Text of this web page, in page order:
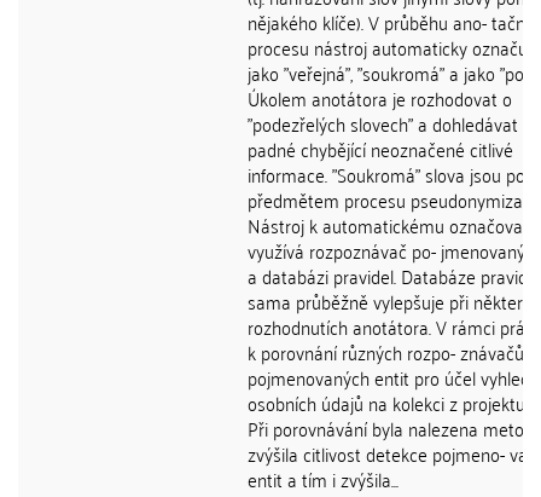
nějakého klíče). V průběhu ano-
procesu nástroj automaticky
jako "veřejná", "soukromá" a jako
Úkolem anotátora je rozhodovat o
"podezřelých slovech" a dohledávat
padné chybějící neoznačené citlivé
informace. "Soukromá" slova jsou poté
předmětem procesu
Nástroj k automatickému označovaní
využívá rozpoznávač po-
a databázi pravidel. Databáze
sama průběžně vylepšuje při
rozhodnutích anotátora. V rámci
k porovnání různých rozpo- znávačů
pojmenovaných entit pro účel
osobních údajů na kolekci z projektu
Při porovnávání byla nalezena
zvýšila citlivost detekce pojmeno-
entit a tím i zvýšila...